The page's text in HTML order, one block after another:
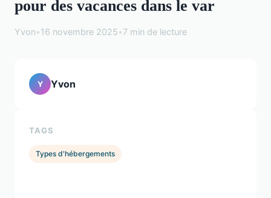
pour des vacances dans le var
Yvon•16 novembre 2025•7 min de lecture
Y Yvon
TAGS
Types d'hébergements